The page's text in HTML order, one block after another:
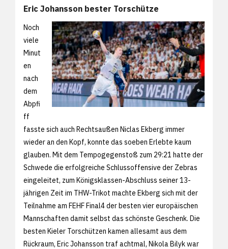
Eric Johansson bester Torschütze
Noch
viele
Minut
en
nach
dem
Abpfi
ff
fasste sich auch Rechtsaußen Niclas Ekberg immer
wieder an den Kopf, konnte das soeben Erlebte kaum
glauben. Mit dem Tempogegenstoß zum 29:21 hatte der
Schwede die erfolgreiche Schlussoffensive der Zebras
eingeleitet, zum Königsklassen-Abschluss seiner 13-
jährigen Zeit im THW-Trikot machte Ekberg sich mit der
Teilnahme am FEHF Final4 der besten vier europäischen
Mannschaften damit selbst das schönste Geschenk. Die
besten Kieler Torschützen kamen allesamt aus dem
Rückraum, Eric Johansson traf achtmal, Nikola Bilyk war